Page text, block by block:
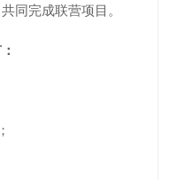
同完成联营项目。